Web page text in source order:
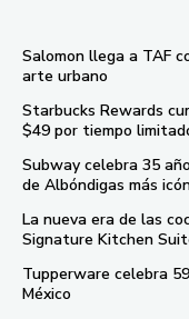
Salomon llega a TAF
arte urbano
Starbucks Rewards
$49 por tiempo
Subway celebra 35
de Albóndigas más
La nueva era de las
Signature Kitchen
Tupperware celebra
México